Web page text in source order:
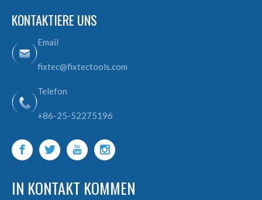
KONTAKTIERE UNS
Email
fixtec@fixtectools.com
Telefon
+86-25-52275196
IN KONTAKT KOMMEN